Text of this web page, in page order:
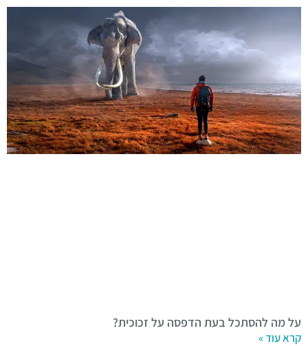
על מה להסתכל בעת הדפסה על זכוכית?
קרא עוד »